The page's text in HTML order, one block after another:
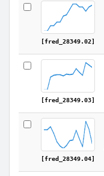
[fred_28349.02]
[fred_28349.03]
[fred_28349.04]